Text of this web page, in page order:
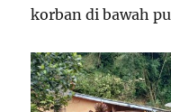
korban di bawah